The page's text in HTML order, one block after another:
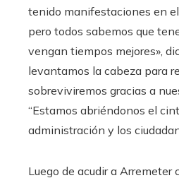
tenido manifestaciones en
pero todos sabemos que
vengan tiempos mejores»,
levantamos la cabeza para
sobreviviremos gracias a
“Estamos abriéndonos el
administración y los
Luego de acudir a Arremeter